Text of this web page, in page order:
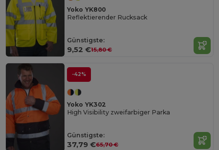
Yoko YK800
Reflektierender Rucksack
Günstigste:
9,52 €15,80 €
-42%
Yoko YK302
High Visibility zweifarbiger Parka
Günstigste:
37,79 €65,70 €